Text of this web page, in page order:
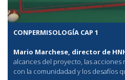
CONPERMISOLOGÍA CAP 1
Mario Marchese, director de
alcances del proyecto, las acciones
con la comunidadad y los desafíos